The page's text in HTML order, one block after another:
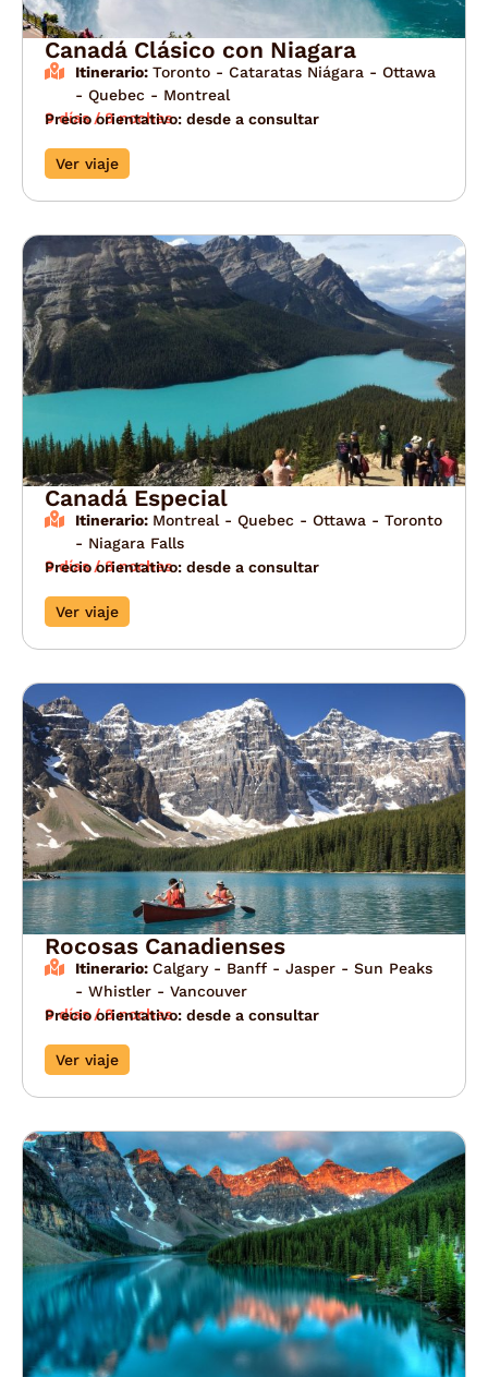
Canadá Clásico con Niagara
Itinerario: Toronto - Cataratas Niágara - Ottawa
- Quebec - Montreal
9 días / 8 noches
Precio orientativo: desde a consultar
Ver viaje
Canadá Especial
Itinerario: Montreal - Quebec - Ottawa - Toronto
- Niagara Falls
9 días / 8 noches
Precio orientativo: desde a consultar
Ver viaje
Rocosas Canadienses
Itinerario: Calgary - Banff - Jasper - Sun Peaks
- Whistler - Vancouver
9 días / 8 noches
Precio orientativo: desde a consultar
Ver viaje